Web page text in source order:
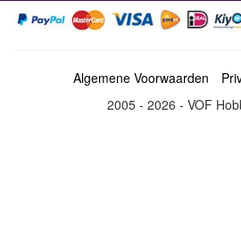
Algemene Voorwaarden
2005 - 2026 - VOF